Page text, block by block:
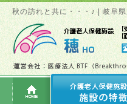
秋の訪れと共に・・・♪ | 岐阜